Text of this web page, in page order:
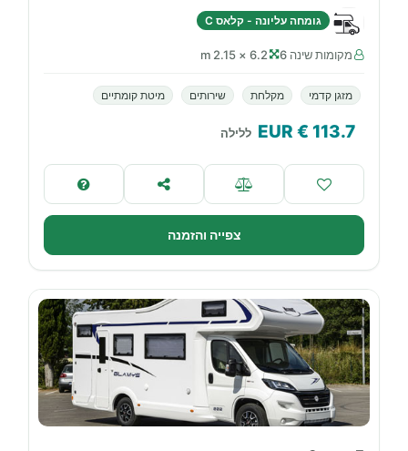
גומחה עליונה - קלאס C
מקומות שינה 6 6.2 × 2.15 m
מזגן קדמי מקלחת שירותים מיטת קומתיים
113.7
€ EUR ללילה
צפייה והזמנה